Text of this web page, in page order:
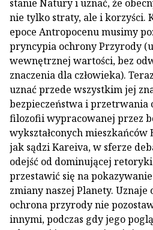
stanie Natury i uznać, że
nie tylko straty, ale i korzyści.
epoce Antropocenu musimy
pryncypia ochrony Przyrody
wewnętrznej wartości, bez
znaczenia dla człowieka).
uznać przede wszystkim jej
bezpieczeństwa i przetrwania
filozofii wypracowanej przez
wykształconych mieszkańców
jak sądzi Kareiva, w sferze
odejść od dominującej
przestawić się na
zmiany naszej Planety. Uznaje
ochrona przyrody nie
innymi, podczas gdy jego